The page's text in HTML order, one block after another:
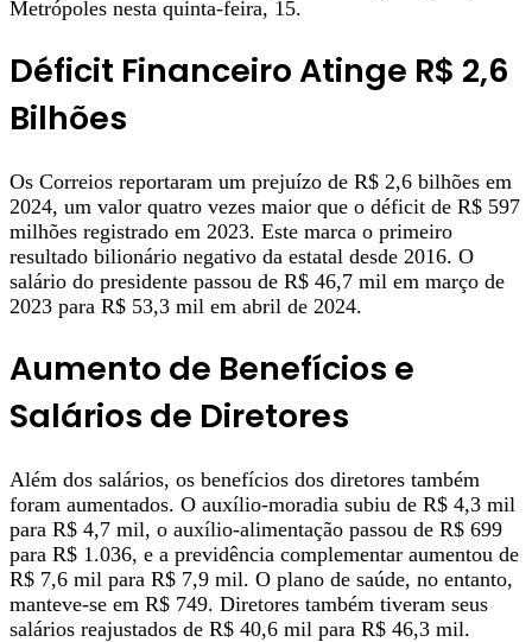
Metrópoles nesta quinta-feira, 15.
Déficit Financeiro Atinge R$ 2,6
Bilhões
Os Correios reportaram um prejuízo de R$ 2,6 bilhões em
2024, um valor quatro vezes maior que o déficit de R$ 597
milhões registrado em 2023. Este marca o primeiro
resultado bilionário negativo da estatal desde 2016. O
salário do presidente passou de R$ 46,7 mil em março de
2023 para R$ 53,3 mil em abril de 2024.
Aumento de Benefícios e
Salários de Diretores
Além dos salários, os benefícios dos diretores também
foram aumentados. O auxílio-moradia subiu de R$ 4,3 mil
para R$ 4,7 mil, o auxílio-alimentação passou de R$ 699
para R$ 1.036, e a previdência complementar aumentou de
R$ 7,6 mil para R$ 7,9 mil. O plano de saúde, no entanto,
manteve-se em R$ 749. Diretores também tiveram seus
salários reajustados de R$ 40,6 mil para R$ 46,3 mil.